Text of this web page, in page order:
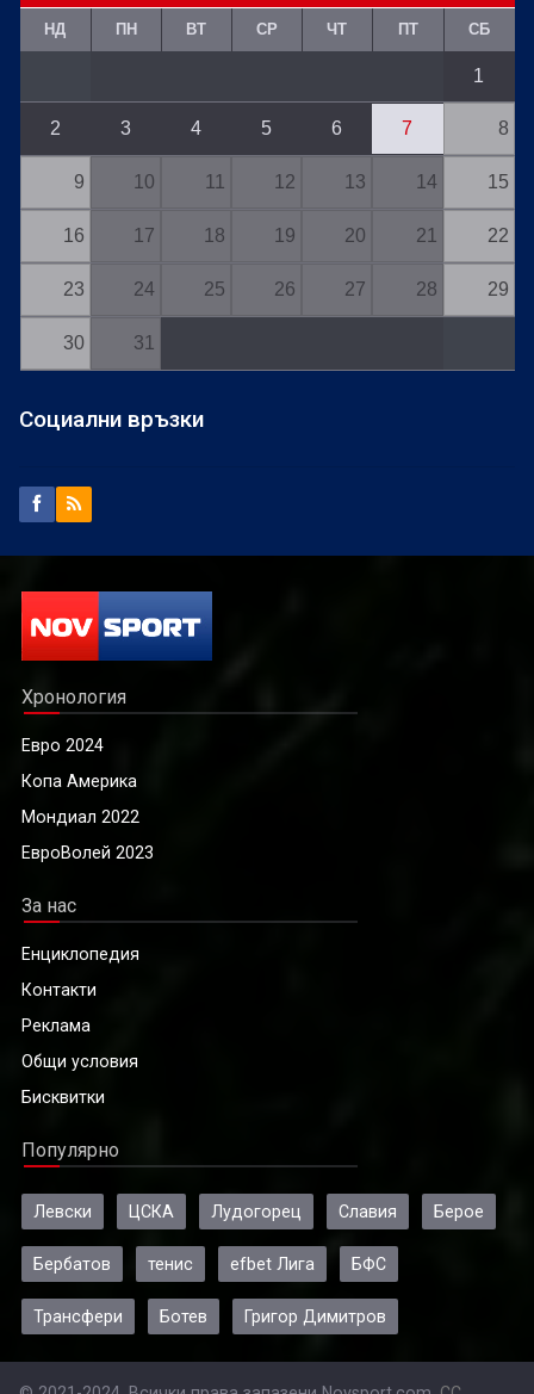
НД ПН ВТ СР ЧТ ПТ СБ
1
2 3 4 5 6 7 8
9 10 11 12 13 14 15
16 17 18 19 20 21 22
23 24 25 26 27 28 29
30 31
Социални връзки
Хронология
Евро 2024
Копа Америка
Мондиал 2022
ЕвроВолей 2023
За нас
Енциклопедия
Контакти
Реклама
Общи условия
Бисквитки
Популярно
Левски ЦСКА Лудогорец Славия Берое
Бербатов тенис efbet Лига БФС
Трансфери Ботев Григор Димитров